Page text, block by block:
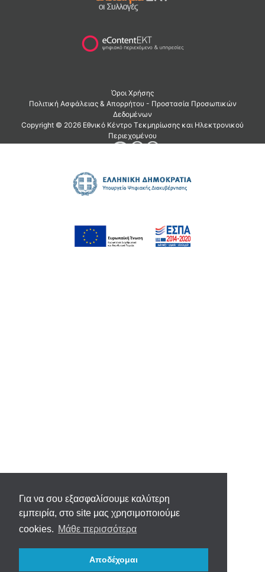
Για να σου εξασφαλίσουμε καλύτερη
εμπειρία, στο site μας χρησιμοποιούμε
cookies. Μάθε περισσότερα
Αποδέχομαι